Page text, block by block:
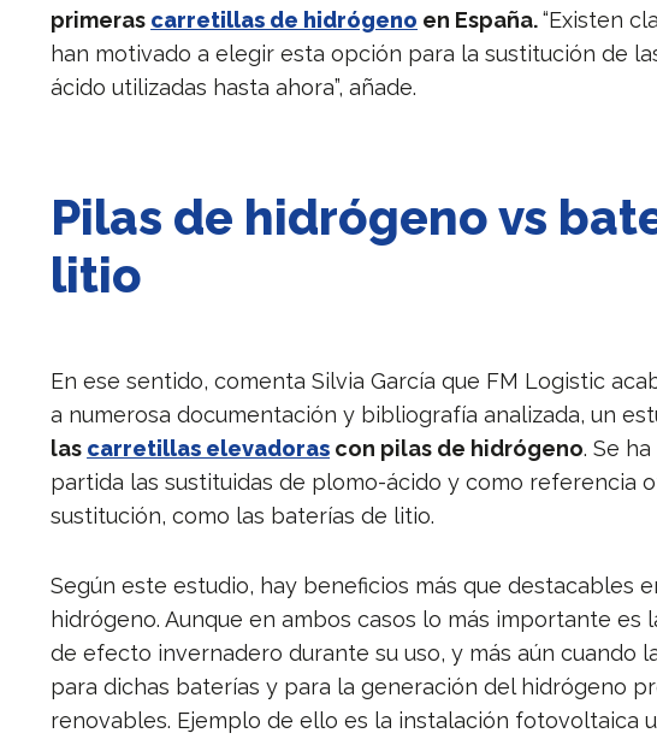
primeras carretillas de hidrógeno en España.“Existen
han motivado a elegir esta opción para la sustitución de
ácido utilizadas hasta ahora”, añade.
Pilas de hidrógeno vs
litio
En ese sentido, comenta Silvia García que FM Logistic
a numerosa documentación y bibliografía analizada, un
las carretillas elevadoras con pilas de hidrógeno. Se
partida las sustituidas de plomo-ácido y como referencia
sustitución, como las baterías de litio.
Según este estudio, hay beneficios más que destacables
hidrógeno. Aunque en ambos casos lo más importante es
de efecto invernadero durante su uso, y más aún cuando
para dichas baterías y para la generación del hidrógeno
renovables. Ejemplo de ello es la instalación fotovoltaica